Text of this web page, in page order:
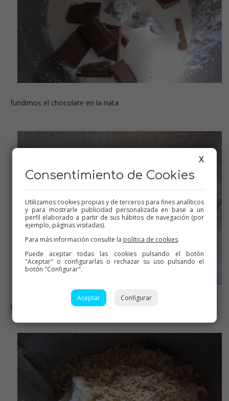
fundimos el chocolate en la nata
ya fundido completamente
X
Consentimiento de Cookies
Utilizamos cookies propias y de terceros para fines analíticos
y para mostrarle publicidad personalizada en base a un
perfil elaborado a partir de sus hábitos de navegación (por
ejemplo, páginas visitadas).
Para más información consulte la política de cookies.
Puede aceptar todas las cookies pulsando el botón
"Aceptar" o configurarlas o rechazar su uso pulsando el
botón "Configurar".
Aceptar Configurar